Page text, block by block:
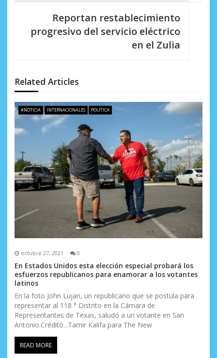
n
d
e
e
n
t
r
d
a
s
Reportan restablecimiento
progresivo del servicio eléctrico
en el Zulia
Related Articles
#NOTICIA INTERNACIONALES POLÍTICA
octubre 27, 2021 0
En Estados Unidos esta elección especial probará los
esfuerzos republicanos para enamorar a los votantes
latinos
En la foto John Lujan, un republicano que se postula para
representar al 118 ° Distrito en la Cámara de
Representantes de Texas, saludó a un votante en San
Antonio.Crédito...Tamir Kalifa para The New
READ MORE